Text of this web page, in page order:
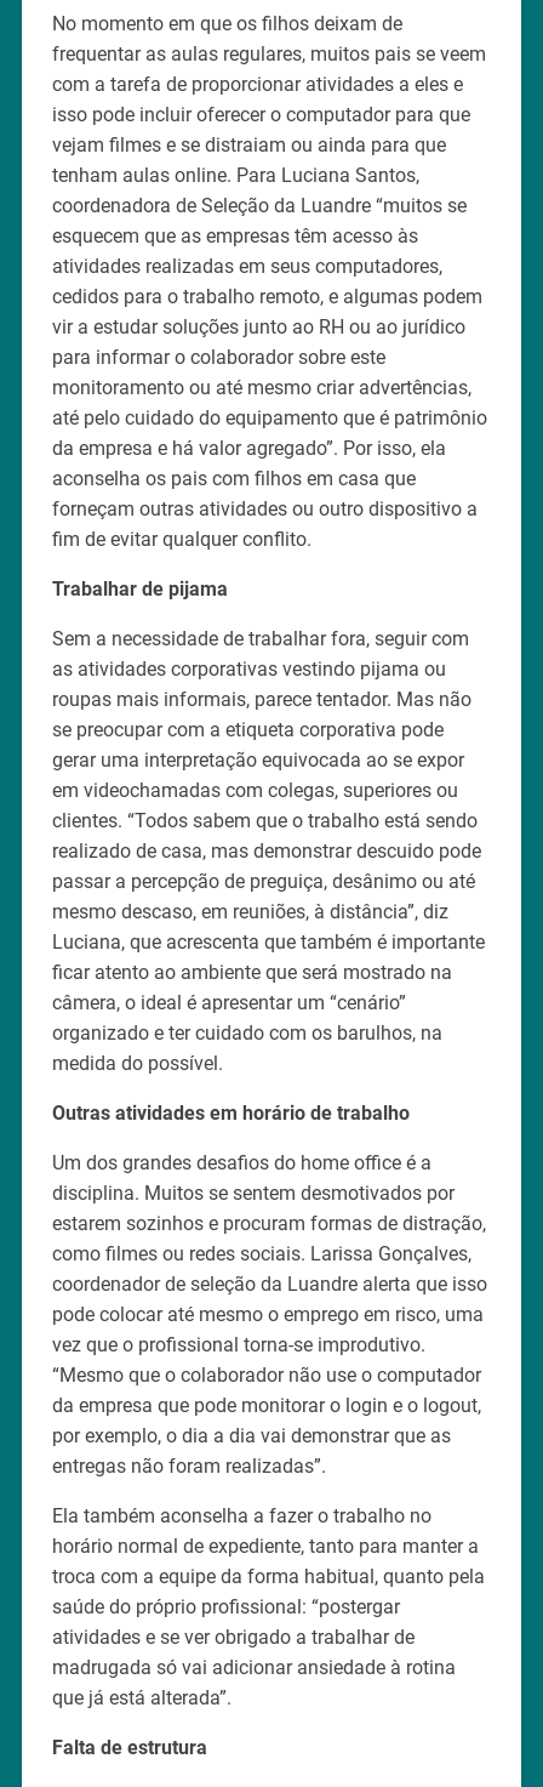
No momento em que os filhos deixam de
frequentar as aulas regulares, muitos pais se veem
com a tarefa de proporcionar atividades a eles e
isso pode incluir oferecer o computador para que
vejam filmes e se distraiam ou ainda para que
tenham aulas online. Para Luciana Santos,
coordenadora de Seleção da Luandre “muitos se
esquecem que as empresas têm acesso às
atividades realizadas em seus computadores,
cedidos para o trabalho remoto, e algumas podem
vir a estudar soluções junto ao RH ou ao jurídico
para informar o colaborador sobre este
monitoramento ou até mesmo criar advertências,
até pelo cuidado do equipamento que é patrimônio
da empresa e há valor agregado”. Por isso, ela
aconselha os pais com filhos em casa que
forneçam outras atividades ou outro dispositivo a
fim de evitar qualquer conflito.
Trabalhar de pijama
Sem a necessidade de trabalhar fora, seguir com
as atividades corporativas vestindo pijama ou
roupas mais informais, parece tentador. Mas não
se preocupar com a etiqueta corporativa pode
gerar uma interpretação equivocada ao se expor
em videochamadas com colegas, superiores ou
clientes. “Todos sabem que o trabalho está sendo
realizado de casa, mas demonstrar descuido pode
passar a percepção de preguiça, desânimo ou até
mesmo descaso, em reuniões, à distância”, diz
Luciana, que acrescenta que também é importante
ficar atento ao ambiente que será mostrado na
câmera, o ideal é apresentar um “cenário”
organizado e ter cuidado com os barulhos, na
medida do possível.
Outras atividades em horário de trabalho
Um dos grandes desafios do home office é a
disciplina. Muitos se sentem desmotivados por
estarem sozinhos e procuram formas de distração,
como filmes ou redes sociais. Larissa Gonçalves,
coordenador de seleção da Luandre alerta que isso
pode colocar até mesmo o emprego em risco, uma
vez que o profissional torna-se improdutivo.
“Mesmo que o colaborador não use o computador
da empresa que pode monitorar o login e o logout,
por exemplo, o dia a dia vai demonstrar que as
entregas não foram realizadas”.
Ela também aconselha a fazer o trabalho no
horário normal de expediente, tanto para manter a
troca com a equipe da forma habitual, quanto pela
saúde do próprio profissional: “postergar
atividades e se ver obrigado a trabalhar de
madrugada só vai adicionar ansiedade à rotina
que já está alterada”.
Falta de estrutura